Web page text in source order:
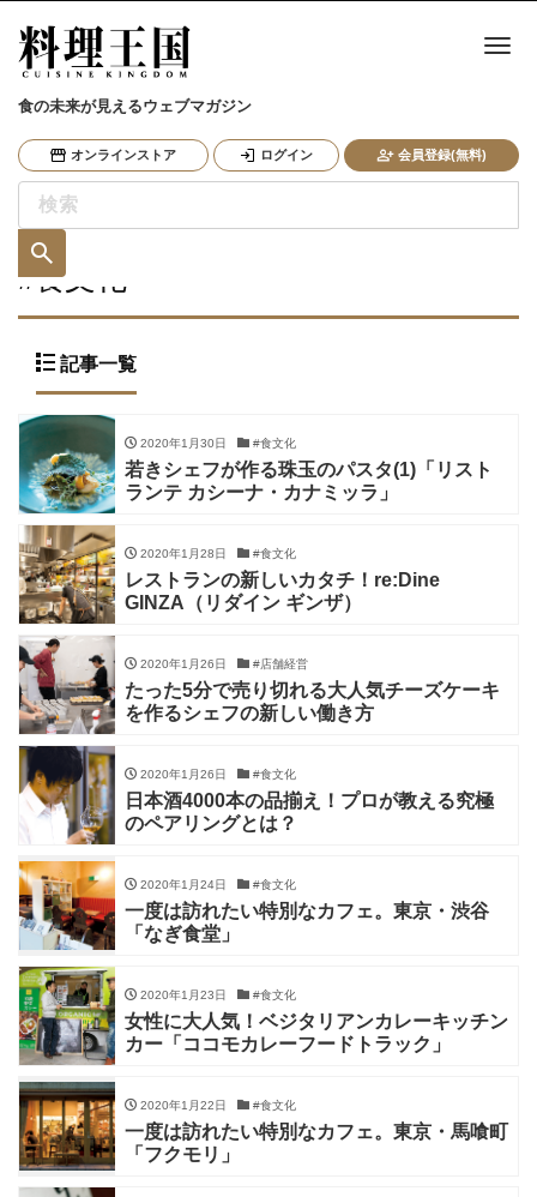
食の未来が見えるウェブマガジン
オンラインストア ログイン 会員登録(無料)
ナ
#食文化
記事一覧
2020年1月30日 #食文化
若きシェフが作る珠玉のパスタ(1)「リスト
ランテ カシーナ・カナミッラ」
2020年1月28日 #食文化
レストランの新しいカタチ！re:Dine
GINZA（リダイン ギンザ）
2020年1月26日 #店舗経営
たった5分で売り切れる大人気チーズケーキ
を作るシェフの新しい働き方
2020年1月26日 #食文化
日本酒4000本の品揃え！プロが教える究極
のペアリングとは？
2020年1月24日 #食文化
一度は訪れたい特別なカフェ。東京・渋谷
「なぎ食堂」
2020年1月23日 #食文化
女性に大人気！ベジタリアンカレーキッチン
カー「ココモカレーフードトラック」
2020年1月22日 #食文化
一度は訪れたい特別なカフェ。東京・馬喰町
「フクモリ」